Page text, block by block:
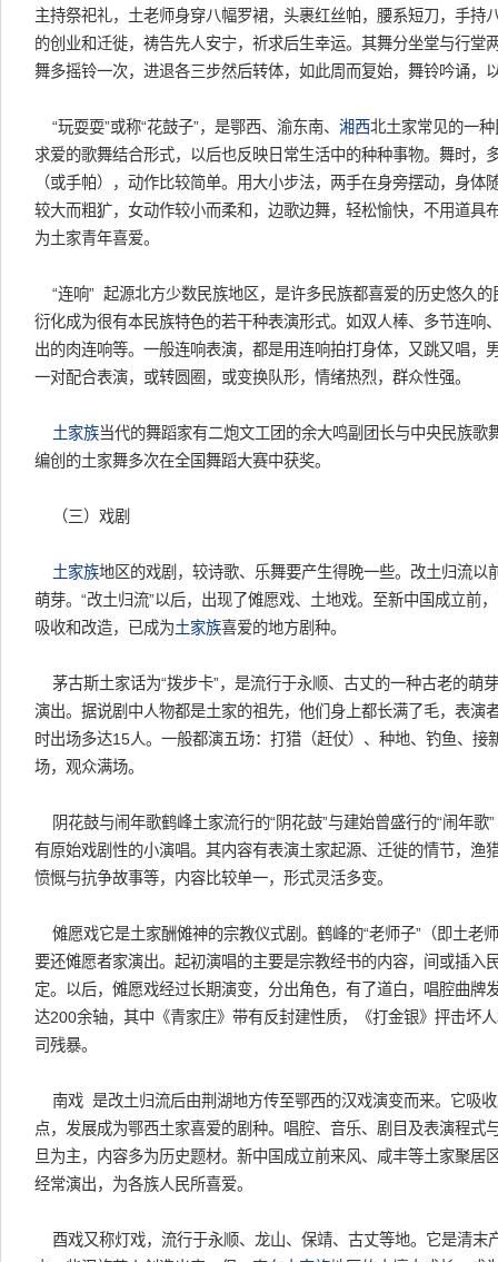
主持祭祀礼，土老师身穿八幅罗裙，头裹红丝帕，腰系短刀，手持
的创业和迁徙，祷告先人安宁，祈求后生幸运。其舞分坐堂与行堂
舞多摇铃一次，进退各三步然后转体，如此周而复始，舞铃吟诵，
“玩耍耍”或称“花鼓子”，是鄂西、渝东南、 湘西北土家常见的一
求爱的歌舞结合形式，以后也反映日常生活中的种种事物。舞时，
（或手帕），动作比较简单。用大小步法，两手在身旁摆动，身体
较大而粗犷，女动作较小而柔和，边歌边舞，轻松愉快，不用道具
为土家青年喜爱。
“连响” 起源北方少数民族地区，是许多民族都喜爱的历史悠久的
衍化成为很有本民族特色的若干种表演形式。如双人棒、多节连响
出的肉连响等。一般连响表演，都是用连响拍打身体，又跳又唱，
一对配合表演，或转圆圈，或变换队形，情绪热烈，群众性强。
土家族当代的舞蹈家有二炮文工团的余大鸣副团长与中央民族歌
编创的土家舞多次在全国舞蹈大赛中获奖。
（三）戏剧
土家族地区的戏剧，较诗歌、乐舞要产生得晚一些。改土归流以
萌芽。“改土归流”以后，出现了傩愿戏、土地戏。至新中国成立前
吸收和改造，已成为土家族喜爱的地方剧种。
茅古斯土家话为“拨步卡”，是流行于永顺、古丈的一种古老的萌
演出。据说剧中人物都是土家的祖先，他们身上都长满了毛，表演
时出场多达15人。一般都演五场：打猎（赶仗）、种地、钓鱼、接
场，观众满场。
阴花鼓与闹年歌鹤峰土家流行的“阴花鼓”与建始曾盛行的“闹年歌
有原始戏剧性的小演唱。其内容有表演土家起源、迁徙的情节，渔
愤慨与抗争故事等，内容比较单一，形式灵活多变。
傩愿戏它是土家酬傩神的宗教仪式剧。鹤峰的“老师子”（即土老
要还傩愿者家演出。起初演唱的主要是宗教经书的内容，间或插入
定。以后，傩愿戏经过长期演变，分出角色，有了道白，唱腔曲牌
达200余轴，其中《青家庄》带有反封建性质，《打金银》抨击坏
司残暴。
南戏 是改土归流后由荆湖地方传至鄂西的汉戏演变而来。它吸
点，发展成为鄂西土家喜爱的剧种。唱腔、音乐、剧目及表演程式
旦为主，内容多为历史题材。新中国成立前来风、咸丰等土家聚居
经常演出，为各族人民所喜爱。
酉戏又称灯戏，流行于永顺、龙山、保靖、古丈等地。它是清末